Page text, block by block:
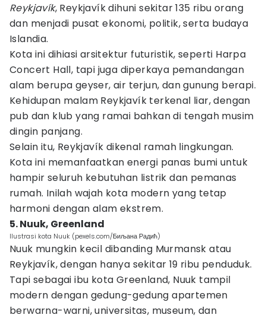
Reykjavík, Reykjavík dihuni sekitar 135 ribu orang
dan menjadi pusat ekonomi, politik, serta budaya
Islandia.
Kota ini dihiasi arsitektur futuristik, seperti Harpa
Concert Hall, tapi juga diperkaya pemandangan
alam berupa geyser, air terjun, dan gunung berapi.
Kehidupan malam Reykjavík terkenal liar, dengan
pub dan klub yang ramai bahkan di tengah musim
dingin panjang.
Selain itu, Reykjavík dikenal ramah lingkungan.
Kota ini memanfaatkan energi panas bumi untuk
hampir seluruh kebutuhan listrik dan pemanas
rumah. Inilah wajah kota modern yang tetap
harmoni dengan alam ekstrem.
5. Nuuk, Greenland
Ilustrasi kota Nuuk (pexels.com/Биљана Радић)
Nuuk mungkin kecil dibanding Murmansk atau
Reykjavík, dengan hanya sekitar 19 ribu penduduk.
Tapi sebagai ibu kota Greenland, Nuuk tampil
modern dengan gedung-gedung apartemen
berwarna-warni, universitas, museum, dan